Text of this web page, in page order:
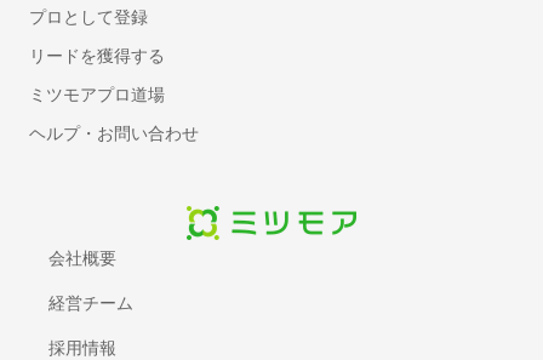
標的型攻撃メール訓練サービス
スケジュール管理ツール
電子帳票システム
入退室管理システム
IDaaS(ID管理システム)
AI-OCR
会社概要
経営チーム
採用情報
プロとして登録
リードを獲得する
ミツモアプロ道場
ヘルプ・お問い合わせ